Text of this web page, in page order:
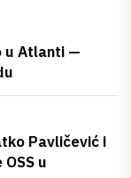
u Atlanti —
Pavličević i
u